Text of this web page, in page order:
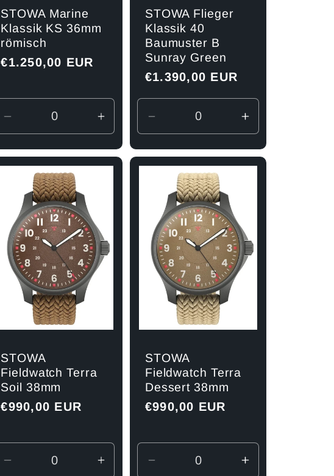
STOWA Marine
Klassik KS 36mm
römisch
Normaler
€1.250,00 EUR
Verringere
die
Menge
für
Default
Title
Erhöhe
die
Menge
für
STOWA Flieger
Klassik 40
Baumuster B
Sunray Green
Normaler
€1.390,00 EUR
Verringere
die
Menge
für
Default
Title
Erhöhe
die
Menge
für
STOWA
Fieldwatch Terra
Soil 38mm
Normaler
€990,00 EUR
Verringere
Erhöhe
STOWA
Fieldwatch Terra
Dessert 38mm
Normaler
€990,00 EUR
Verringere
Erhöhe